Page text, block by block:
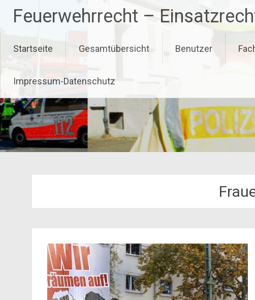
Inhalt
springen
Feuerwehrrecht –
Startseite Gesamtübersicht Benutzer
Impressum-Datenschutz